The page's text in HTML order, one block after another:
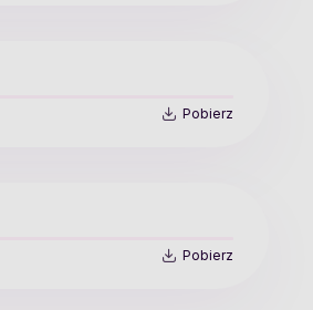
Pobierz
Pobierz